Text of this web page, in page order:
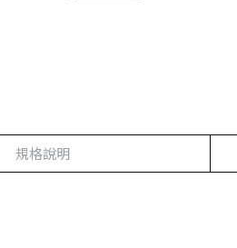
規格說明